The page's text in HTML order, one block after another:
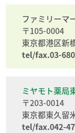
ファミリーマ
〒105-0004
東京都港区新
tel/fax.03-
ミヤモト薬局
〒203-0014
東京都東久留
tel/fax.042-